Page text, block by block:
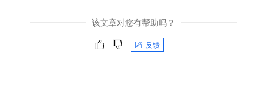
该文章对您有帮助吗？
反馈